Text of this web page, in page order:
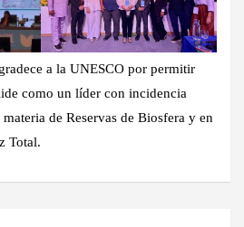
a la UNESCO por permitir
como un líder con incidencia
de Reservas de Biosfera y en
Total.